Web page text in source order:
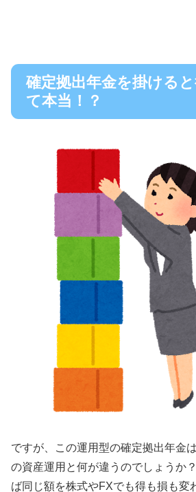
確定拠出年金を掛ける
て本当！？
ですが、この運用型の確定拠出年金
の資産運用と何が違うのでしょうか
ば同じ額を株式やFXでも得も損も変